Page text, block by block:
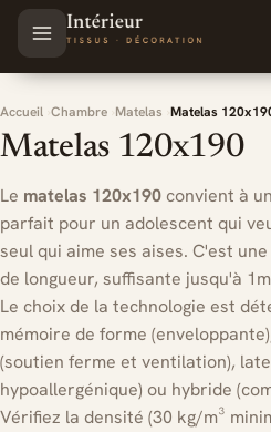
Aller au contenu principal
Accueil Chambre Matelas Matelas
Matelas 120x190
Le matelas 120x190 convient à
parfait pour un adolescent qui
seul qui aime ses aises. C'est
de longueur, suffisante jusqu'à
Le choix de la technologie est
mémoire de forme
(soutien ferme et ventilation),
hypoallergénique) ou hybride
Vérifiez la densité (30 kg/m³